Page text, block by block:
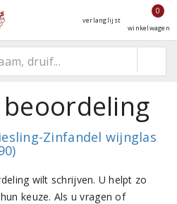
verlanglijst
0
winkelwagen
Zinfandel wijnglas
wilt schrijven. U helpt zo
keuze. Als u vragen of